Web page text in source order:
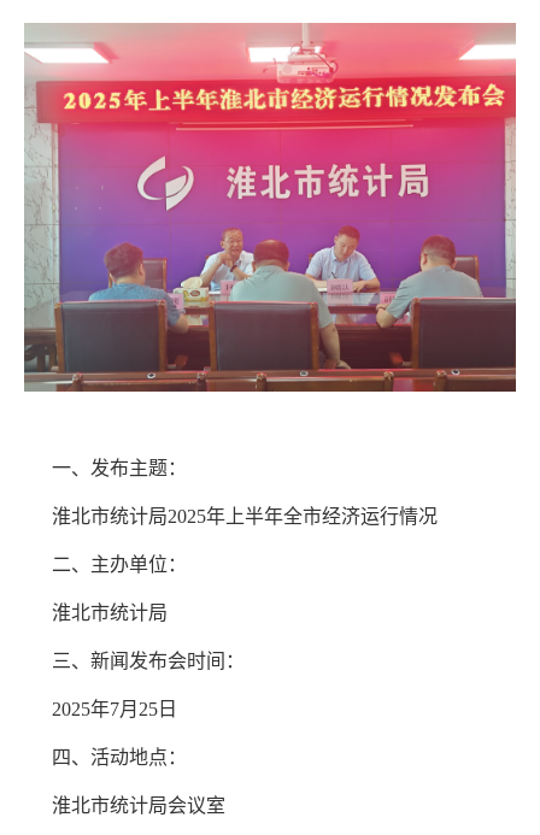
一、发布主题：
淮北市统计局2025年上半年全市经济运行情况
二、主办单位：
淮北市统计局
三、新闻发布会时间：
2025年7月25日
四、活动地点：
淮北市统计局会议室